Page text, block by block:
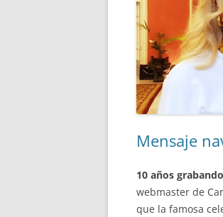
Mensaje
10 años
webmaster de
que la famosa